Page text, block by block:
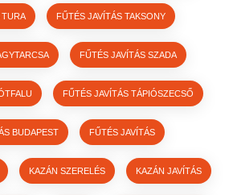
TURA FŰTÉS JAVÍTÁS TAKSONY
FŰTÉS JAVÍTÁS SZADA
FŰTÉS JAVÍTÁS TÁPIÓSZECSŐ
BUDAPEST FŰTÉS JAVÍTÁS
KAZÁN SZERELÉS KAZÁN JAVÍTÁS